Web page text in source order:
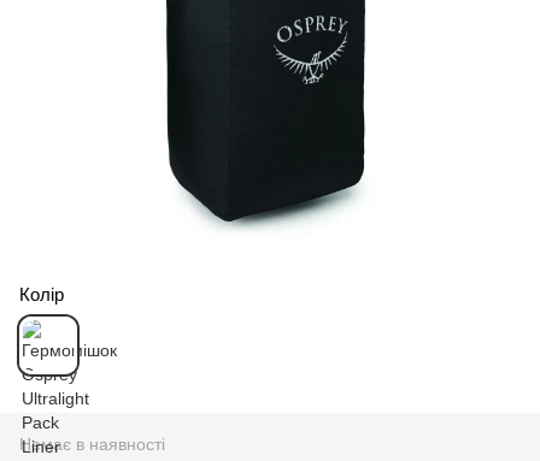
Колір
Немає в наявності